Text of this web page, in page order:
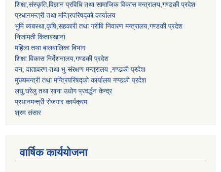
शिक्षा,संस्कृति,विज्ञान प्रविधि तथा सामाजिक विकास मन्त्रालय,गण्डकी प्रदेश
प्रधानमन्त्री तथा मन्त्रिपरिषद्को कार्यालय
भुमि ब्यबस्था,कृषि,सहकारी तथा गरीबि निवारण मन्त्रालय,गण्डकी प्रदेश
निजामती किताबखाना
महिला तथा बालबालिका बिभाग
शिक्षा विकास निर्देशनालय,गण्डकी प्रदेश
वन, वातावरण तथा भु-संरक्षण मन्त्रालय ,गण्डकी प्रदेश
मुख्यमन्त्री तथा मन्त्रिपरिषद्को कार्यालय गण्डकी प्रदेश
लघु,घरेलु तथा साना उधोग प्रवर्द्धन केन्द्र
प्रधानमन्त्री रोजगार कार्यक्रम
श्रम संसार
वार्षिक कार्ययोजना